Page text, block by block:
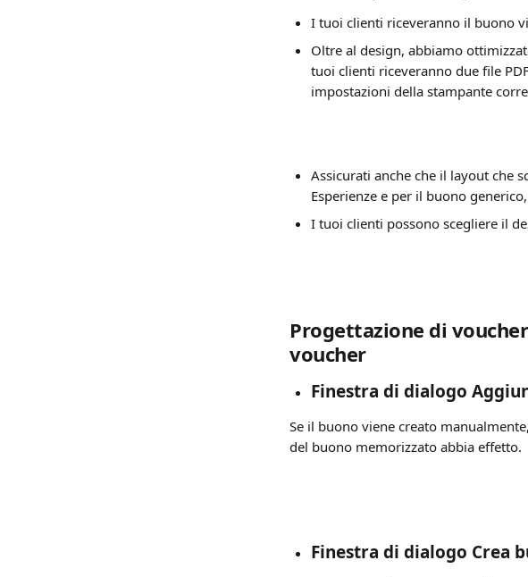
I tuoi clienti riceveranno il buono
Oltre al design, abbiamo
tuoi clienti riceveranno due file
impostazioni della stampante
Assicurati anche che il layout che
Esperienze e per il buono
I tuoi clienti possono scegliere il
Progettazione di
voucher
Finestra di dialogo
Se il buono viene creato
del buono memorizzato abbia effetto.
Finestra di dialogo Crea